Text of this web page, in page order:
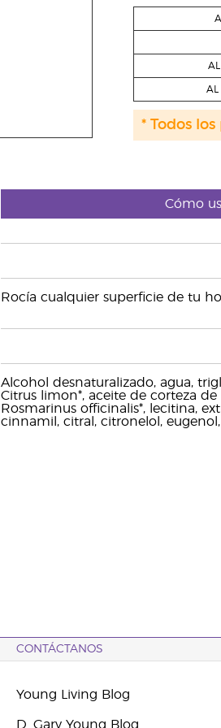
AL
* Todos
Cómo
Rocía cualquier superficie de tu
Alcohol desnaturalizado, agua,
Citrus limon*, aceite de corteza
Rosmarinus officinalis*, lecitina,
cinnamil, citral, citronelol,
CONTÁCTANOS
Young Living Blog
D. Gary Young Blog